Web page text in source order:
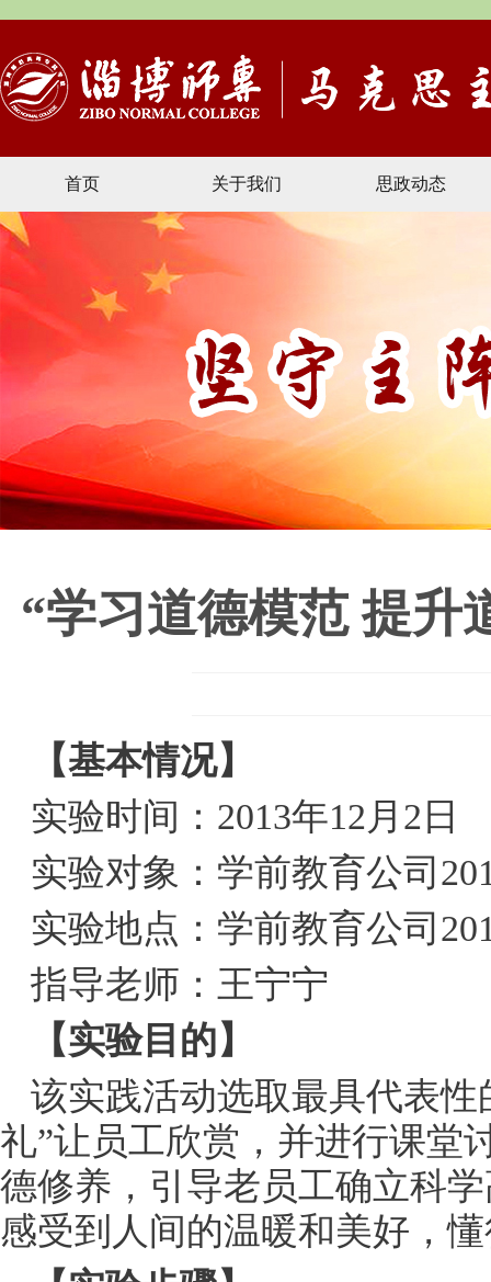
首页 关于我们 思政动态
“学习道德模范 提升
【基本情况】
实验时间：2013年12月2日
实验对象：学前教育公司
实验地点：学前教育公司
指导老师：王宁宁
【实验目的】
该实践活动选取最具代表
礼”让员工欣赏，并进行课堂
德修养，引导老员工确立科
感受到人间的温暖和美好，